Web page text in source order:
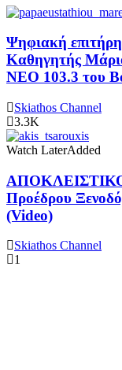
Ψηφιακή
Καθηγητής
NEO 103.3 του
Skiathos Channel
3.3K
Watch LaterAdded
ΑΠΟΚΛΕΙΣΤΙΚΟ:
Προέδρου
(Video)
Skiathos Channel
1